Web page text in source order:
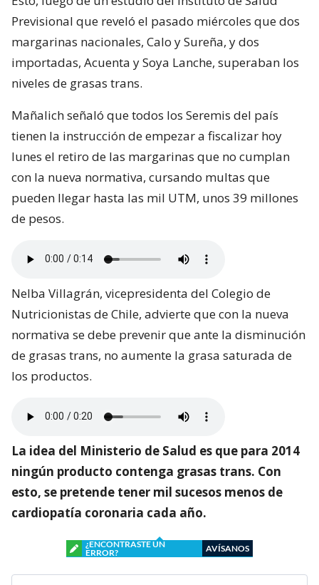
Previsional que reveló el pasado miércoles que dos
margarinas nacionales, Calo y Sureña, y dos
importadas, Acuenta y Soya Lanche, superaban los
niveles de grasas trans.
Mañalich señaló que todos los Seremis del país
tienen la instrucción de empezar a fiscalizar hoy
lunes el retiro de las margarinas que no cumplan
con la nueva normativa, cursando multas que
pueden llegar hasta las mil UTM, unos 39 millones
de pesos.
Nelba Villagrán, vicepresidenta del Colegio de
Nutricionistas de Chile, advierte que con la nueva
normativa se debe prevenir que ante la disminución
de grasas trans, no aumente la grasa saturada de
los productos.
La idea del Ministerio de Salud es que para 2014
ningún producto contenga grasas trans. Con
esto, se pretende tener mil sucesos menos de
cardiopatía coronaria cada año.
¿ENCONTRASTE UN
ERROR?
AVÍSANOS